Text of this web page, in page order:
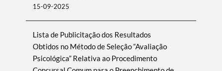
15-09-2025
Lista de Publicitação dos Resultados
Obtidos no Método de Seleção “Avaliação
Psicológica” Relativa ao Procedimento